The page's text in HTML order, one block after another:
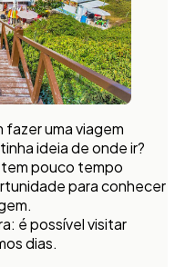
uma viagem
ideia de onde ir?
pouco tempo
para conhecer
é possível visitar
dias.